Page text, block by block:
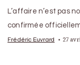
L’affaire n’est pas
confirmée
Frédéric Euvrard 27